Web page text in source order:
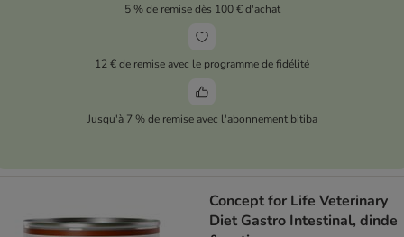
5 % de remise dès 100 € d'achat
12 € de remise avec le programme de fidélité
Jusqu'à 7 % de remise avec l'abonnement bitiba
Concept for Life Veterinary
Diet Gastro Intestinal, dinde